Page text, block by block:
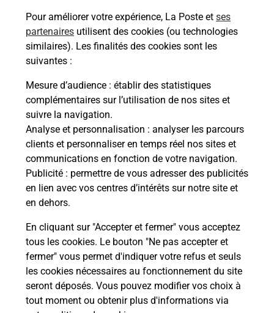
Pour améliorer votre expérience, La Poste et ses
partenaires utilisent des cookies (ou technologies
similaires). Les finalités des cookies sont les
suivantes :
Mesure d’audience : établir des statistiques
complémentaires sur l’utilisation de nos sites et
suivre la navigation.
Analyse et personnalisation : analyser les parcours
clients et personnaliser en temps réel nos sites et
communications en fonction de votre navigation.
Publicité : permettre de vous adresser des publicités
en lien avec vos centres d’intérêts sur notre site et
en dehors.
En cliquant sur "Accepter et fermer" vous acceptez
tous les cookies. Le bouton "Ne pas accepter et
fermer" vous permet d'indiquer votre refus et seuls
les cookies nécessaires au fonctionnement du site
seront déposés. Vous pouvez modifier vos choix à
tout moment ou obtenir plus d'informations via
Comment demander une
modification de livraison ?
Comment La Poste participe-t-elle
à votre sécurité au quotidien ?
Puis-je passer mon code de la route
avec La Poste et sous quelles
conditions ?
Localiser Liste Loiret CHARSONVILLE